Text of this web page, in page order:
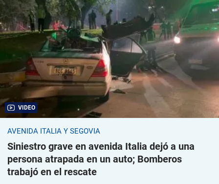
VIDEO
AVENIDA ITALIA Y SEGOVIA
Siniestro grave en avenida Italia dejó a una
persona atrapada en un auto; Bomberos
trabajó en el rescate